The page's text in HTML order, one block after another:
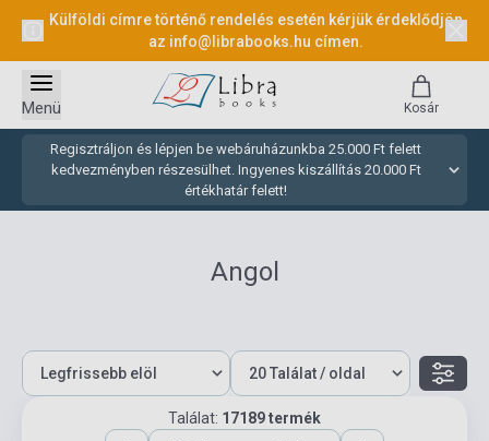
Külföldi címre történő rendelés esetén kérjük érdeklődjön
az info@librabooks.hu címen.
Regisztráljon és lépjen be webáruházunkba 25.000 Ft felett
kedvezményben részesülhet. Ingyenes kiszállítás 20.000 Ft
értékhatár felett!
Menü Kosár
Angol
Találat: 17189 termék